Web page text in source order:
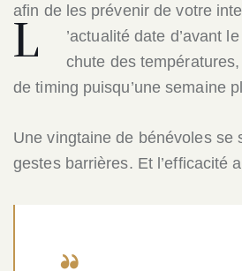
afin de les prévenir de votre
L
’actualité date d’avant
chute des
de timing puisqu’une semaine
Une vingtaine de bénévoles
gestes barrières. Et l’efficacité